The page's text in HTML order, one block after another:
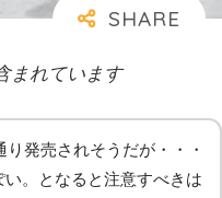
まれています
り発売されそうだが・・・
。となると注意すべきは